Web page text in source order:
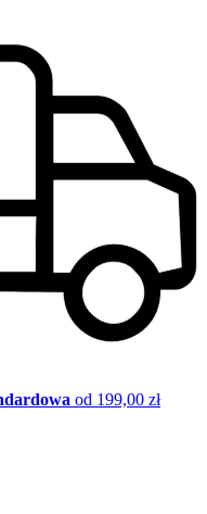
od 199,00 zł